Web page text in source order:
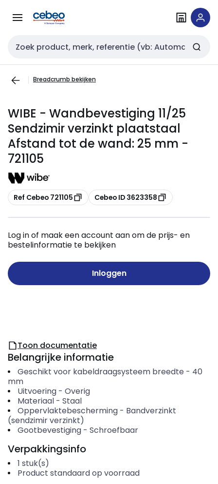
naar
naar
Zoekveld invoer
Breadcrumb bekijken
WIBE - Wandbevestiging 11/25
Sendzimir verzinkt plaatstaal
Afstand tot de wand: 25 mm -
721105
Kopiëren
Ref Cebeo 721105 Kopiëren
Cebeo ID 3623358
Log in of maak een account aan om de prijs- en
bestelinformatie te bekijken
Inloggen
Toon documentatie
Belangrijke informatie
Geschikt voor kabeldraagsysteem breedte - 40
mm
Uitvoering- Overig
Materiaal- Staal
Oppervlaktebescherming- Bandverzinkt
(sendzimir verzinkt)
Gootbevestiging- Schroefbaar
Verpakkingsinfo
1 stuk(s)
Product standaard op voorraad